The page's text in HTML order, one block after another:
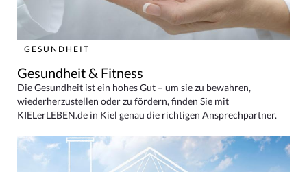
GESUNDHEIT
Gesundheit & Fitness
Die Gesundheit ist ein hohes Gut – um sie zu bewahren,
wiederherzustellen oder zu fördern, finden Sie mit
KIELerLEBEN.de in Kiel genau die richtigen Ansprechpartner.